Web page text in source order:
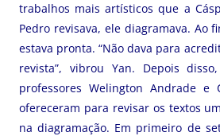
trabalhos mais artísticos que a
Pedro revisava, ele diagramava. Ao
estava pronta. “Não dava para
revista”, vibrou Yan. Depois
professores Welington Andrade e
ofereceram para revisar os textos
na diagramação. Em primeiro de